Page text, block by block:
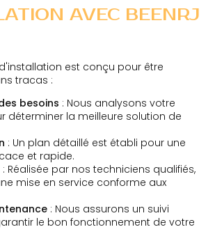
AVEC BEENRJ
est conçu pour être
tracas :
besoins : Nous analysons votre
déterminer la meilleure solution de
: Un plan détaillé est établi pour une
et rapide.
: Réalisée par nos techniciens qualifiés,
mise en service conforme aux
: Nous assurons un suivi
le bon fonctionnement de votre